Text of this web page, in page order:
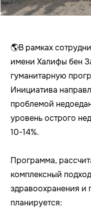
🌎В рамках
имени Халифы бен
гуманитарную
Инициатива
проблемой
уровень острого
10-14%.
Программа,
комплексный
здравоохранения и
планируется: